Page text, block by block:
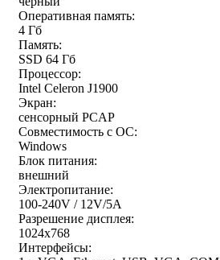
Оперативная память:
4 Гб
Память:
SSD 64 Гб
Процессор:
Intel Celeron J1900
Экран:
сенсорный PCAP
Совместимость с ОС:
Windows
Блок питания:
внешний
Электропитание:
100-240V / 12V/5A
Разрешение дисплея:
1024x768
Интерфейсы: